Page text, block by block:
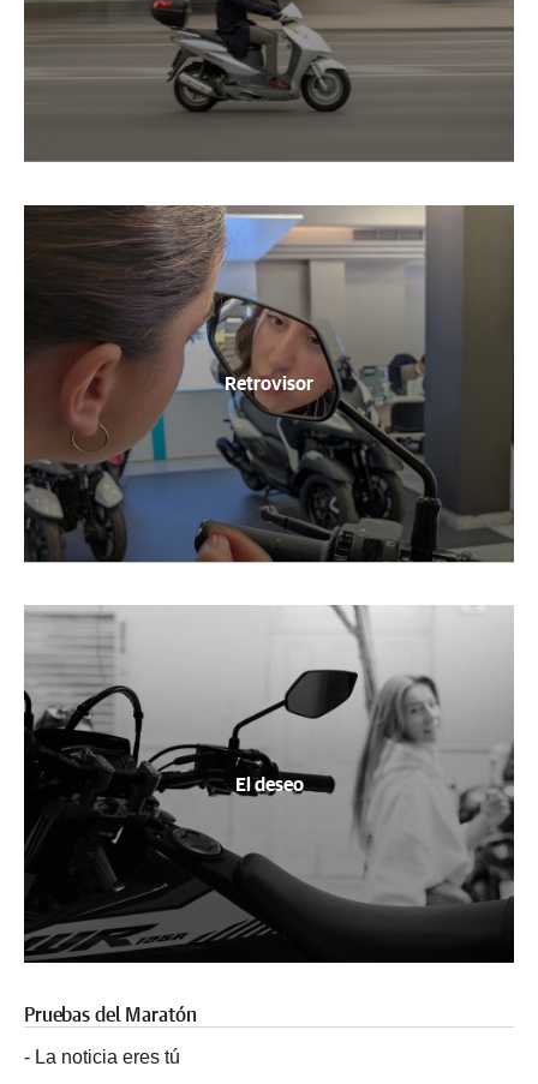
Retrovisor
El deseo
Pruebas del Maratón
- La noticia eres tú